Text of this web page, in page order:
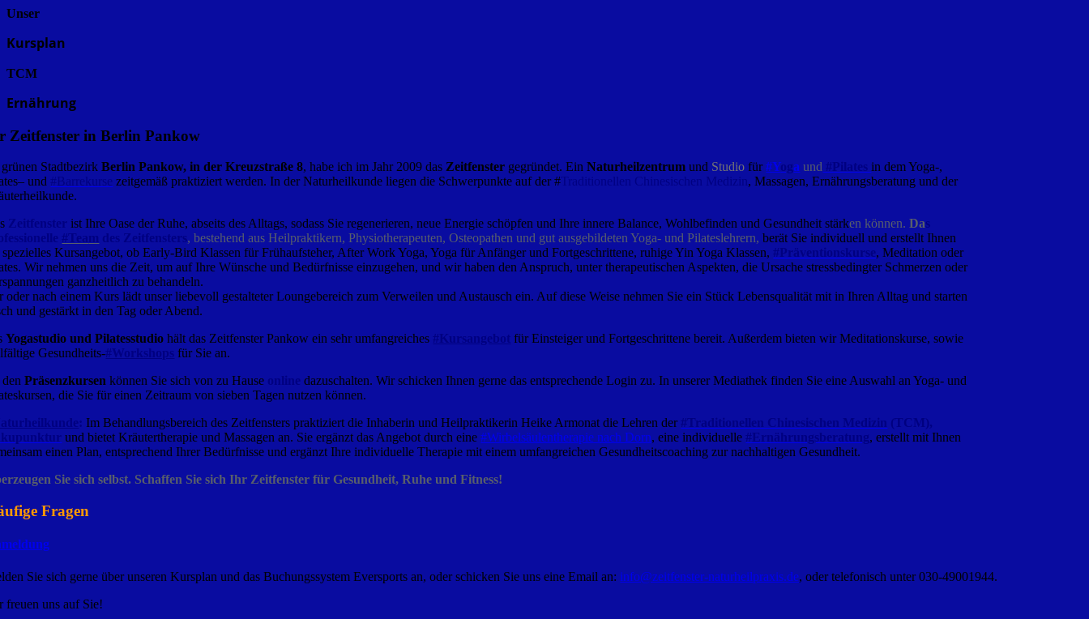
Unser
Kursplan
TCM
Ernährung
Zeitfenster in Berlin Pankow
StadtbezirkBerlin Pankow, in derKreuzstraße 8, habe ich im Jahr 2009 dasZeitfenster gegründet. EinNaturheilzentrum und Studio für#Yoga und #Pilatesin demYoga-,
– und #Barrekurse zeitgemäß praktiziert werden. In der Naturheilkunde liegen die Schwerpunkte auf der #Traditionellen Chinesischen Medizin, Massagen, Ernährungsberatung und der
Zeitfenster ist Ihre Oase der Ruhe, abseits des Alltags, sodass Sie regenerieren, neue Energie schöpfen und Ihre innere Balance, Wohlbefinden und Gesundheit stärken können.Das
lle #Team des Zeitfensters, bestehend aus Heilpraktikern, Physiotherapeuten, Osteopathen und gut ausgebildeten Yoga- und Pilateslehrern, berät Sie individuell und erstellt Ihnen
Kursangebot, ob Early-Bird Klassen für Frühaufsteher, After Work Yoga, Yoga für Anfänger und Fortgeschrittene, ruhige Yin Yoga Klassen,#Präventionskurse, Meditation oder
Wir nehmen uns die Zeit, um auf Ihre Wünsche und Bedürfnisse einzugehen, und wir haben den Anspruch, unter therapeutischen Aspekten, die Ursache stressbedingter Schmerzen oder
ganzheitlich zu behandeln.
oder nach einem Kurs lädt unser liebevoll gestalteter Loungebereich zum Verweilen und Austausch ein. Auf diese Weise nehmen Sie ein Stück Lebensqualität mit in Ihren Alltag und starten
und gestärkt in den Tag oder Abend.
Yogastudio und Pilatesstudio hält das Zeitfenster Pankow ein sehr umfangreiches#Kursangebot für Einsteiger und Fortgeschrittene bereit. Außerdem bieten wir Meditationskurse, sowie
Gesundheits-#Workshops für Sie an.
denPräsenzkursen können Sie sich von zu Hause online dazuschalten. Wir schicken Ihnen gerne das entsprechende Login zu. In unserer Mediathek finden Sie eine Auswahl an Yoga- und
die Sie für einen Zeitraum von sieben Tagen nutzen können.
: Im Behandlungsbereich des Zeitfensters praktiziert die Inhaberin und Heilpraktikerin Heike Armonat die Lehren der#Traditionellen Chinesischen Medizin (TCM),
und bietet Kräutertherapie und Massagen an. Sie ergänzt das Angebot durch eine#Wirbelsäulentherapie nach Dorn, eine individuelle#Ernährungsberatung, erstellt mit Ihnen
einen Plan, entsprechend Ihrer Bedürfnisse und ergänzt Ihre individuelle Therapie mit einem umfangreichen Gesundheitscoaching zur nachhaltigen Gesundheit.
Sie sich selbst. Schaffen Sie sich Ihr Zeitfenster für Gesundheit, Ruhe und Fitness!
Fragen
Sie sich gerne über unseren Kursplan und das Buchungssystem Eversports an, oder schicken Sie uns eine Email an: info@zeitfenster-naturheilpraxis.de, oder telefonisch unter 030-49001944.
freuen uns auf Sie!